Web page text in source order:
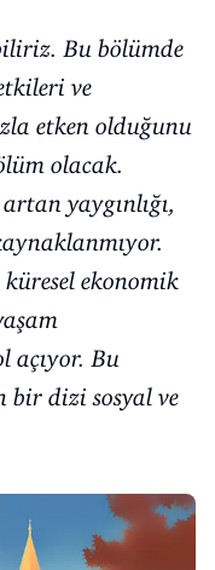
Bu bölümde
ve
etken olduğunu
olacak.
yaygınlığı,
ekonomik
açıyor. Bu
bir dizi sosyal ve